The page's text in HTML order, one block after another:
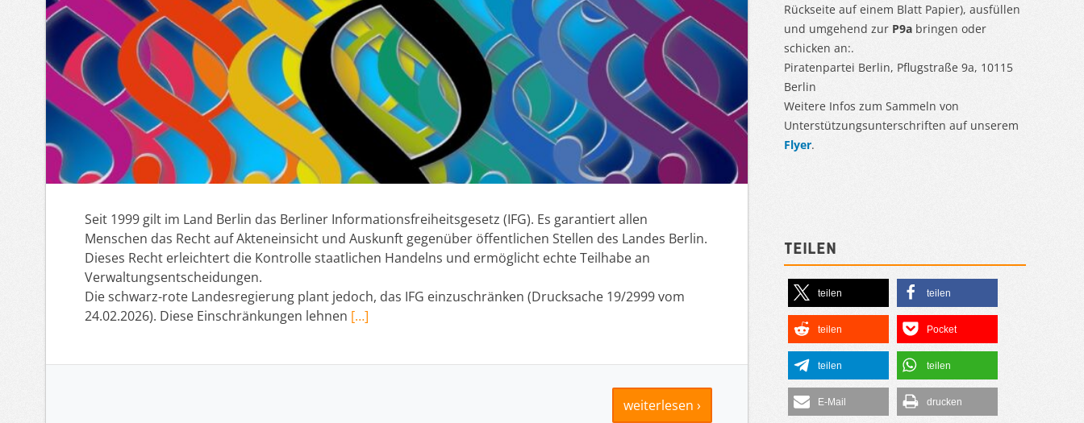
Seit 1999 gilt im Land Berlin das Berliner Informationsfreiheitsgesetz (IFG). Es garantiert allen
Menschen das Recht auf Akteneinsicht und Auskunft gegenüber öffentlichen Stellen des Landes Berlin.
Dieses Recht erleichtert die Kontrolle staatlichen Handelns und ermöglicht echte Teilhabe an
Verwaltungsentscheidungen.
Die schwarz-rote Landesregierung plant jedoch, das IFG einzuschränken (Drucksache 19/2999 vom
24.02.2026). Diese Einschränkungen lehnen […]
weiterlesen ›
Rückseite auf einem Blatt Papier), ausfüllen
und umgehend zur P9a bringen oder
schicken an:.
Piratenpartei Berlin, Pflugstraße 9a, 10115
Berlin
Weitere Infos zum Sammeln von
Unterstützungsunterschriften auf unserem
Flyer.
Teilen
teilen teilen
teilen Pocket
teilen teilen
E-Mail drucken